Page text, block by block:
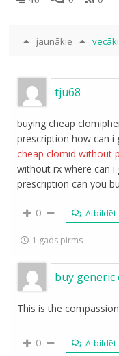
jaunākie
tju68
buying cheap
prescription how can
cheap clomid without
without rx where can
prescription can you
0 Atbildēt
1 gads pirms
buy generic
This is the
0 Atbildēt